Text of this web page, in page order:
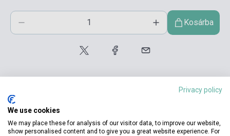
Kosárba
Termékjellemzők
Privacy policy
We use cookies
We may place these for analysis of our visitor data, to improve our website,
show personalised content and to give you a great website experience. For